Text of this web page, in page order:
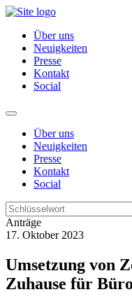
Über uns
Neuigkeiten
Presse
Kontakt
Social
Über uns
Neuigkeiten
Presse
Kontakt
Social
Anträge
17. Oktober 2023
Umsetzung von
Zuhause für